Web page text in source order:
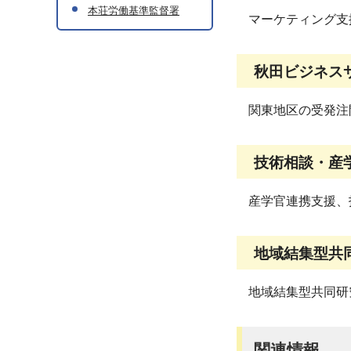
マーケティング
秋田ビジネス
関東地区の受発
技術相談・産
産学官連携支援
地域結集型共
地域結集型共同
本荘労働基準監督署